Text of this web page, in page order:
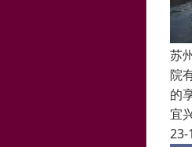
苏
院
的
宜
23-